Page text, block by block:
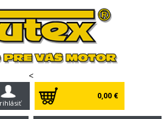
<
0,00 €